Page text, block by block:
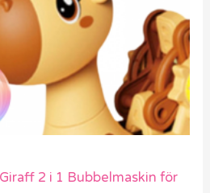
2 i 1 Bubbelmaskin för